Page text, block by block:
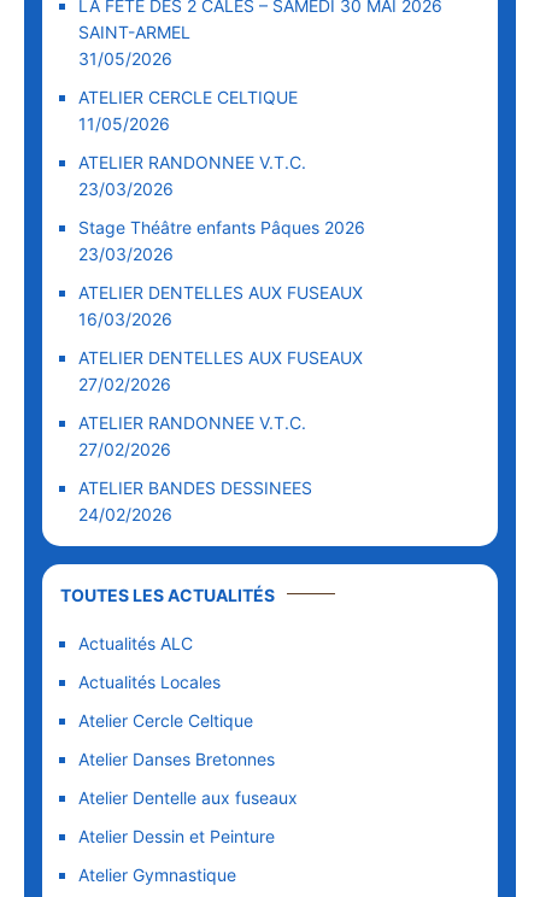
LA FETE DES 2 CALES – SAMEDI 30 MAI 2026
SAINT-ARMEL
31/05/2026
ATELIER CERCLE CELTIQUE
11/05/2026
ATELIER RANDONNEE V.T.C.
23/03/2026
Stage Théâtre enfants Pâques 2026
23/03/2026
ATELIER DENTELLES AUX FUSEAUX
16/03/2026
ATELIER DENTELLES AUX FUSEAUX
27/02/2026
ATELIER RANDONNEE V.T.C.
27/02/2026
ATELIER BANDES DESSINEES
24/02/2026
TOUTES LES ACTUALITÉS
Actualités ALC
Actualités Locales
Atelier Cercle Celtique
Atelier Danses Bretonnes
Atelier Dentelle aux fuseaux
Atelier Dessin et Peinture
Atelier Gymnastique